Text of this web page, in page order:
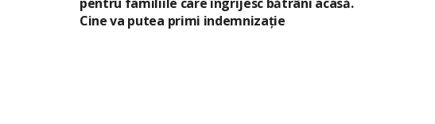
Cine va putea primi indemnizație